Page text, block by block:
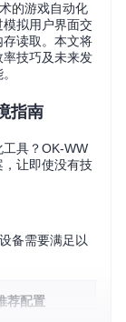
的游戏自动化
拟用户界面交
读取。本文将
技巧及未来发
指南
具？OK-WW
让即使没有技
备需要满足以
荐配置